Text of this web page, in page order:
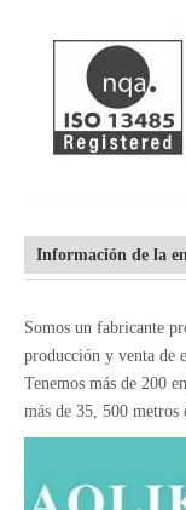
Información de la
Somos un fabricante
producción y venta de
Tenemos más de 200
más de 35, 500 metros